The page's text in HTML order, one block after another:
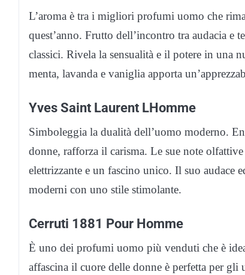
L’aroma è tra i migliori profumi uomo che
quest’anno. Frutto dell’incontro tra audacia e
classici. Rivela la sensualità e il potere in una
menta, lavanda e vaniglia apporta
Yves Saint Laurent LHomme
Simboleggia la dualità dell’uomo moderno.
donne, rafforza il carisma. Le sue note
elettrizzante e un fascino unico. Il suo audace
moderni con uno stile stimolante.
Cerruti 1881 Pour Homme
È uno dei profumi uomo più venduti che è
affascina il cuore delle donne è perfetta per